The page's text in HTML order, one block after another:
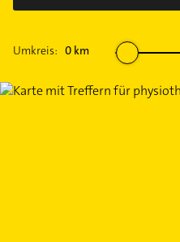
Umkreis: 0 km